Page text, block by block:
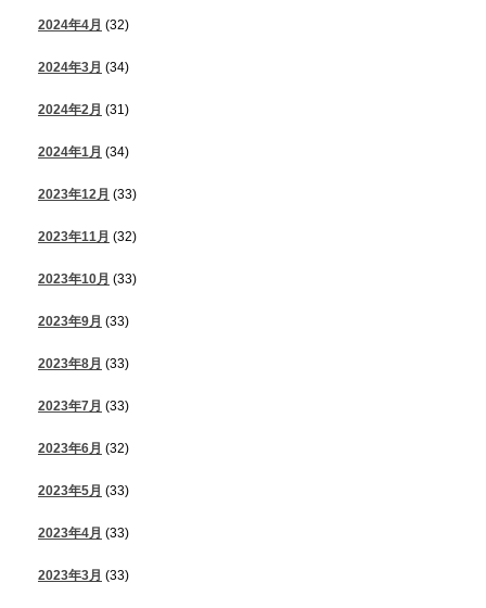
2024年4月 (32)
2024年3月 (34)
2024年2月 (31)
2024年1月 (34)
2023年12月 (33)
2023年11月 (32)
2023年10月 (33)
2023年9月 (33)
2023年8月 (33)
2023年7月 (33)
2023年6月 (32)
2023年5月 (33)
2023年4月 (33)
2023年3月 (33)